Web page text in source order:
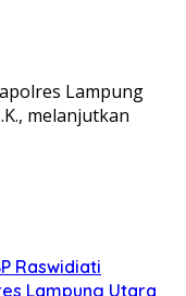
Lampung
melanjutkan
Raswidiati
Lampung Utara